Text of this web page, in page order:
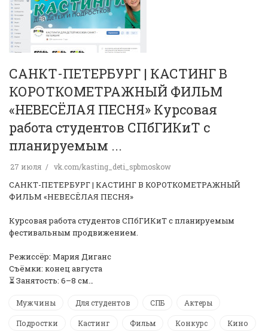
САНКТ-ПЕТЕРБУРГ | КАСТИНГ В
КОРОТКОМЕТРАЖНЫЙ ФИЛЬМ
«НЕВЕСЁЛАЯ ПЕСНЯ» Курсовая
работа студентов СПбГИКиТ с
планируемым ...
27 июля vk.com/kasting_deti_spbmoskow
САНКТ-ПЕТЕРБУРГ | КАСТИНГ В КОРОТКОМЕТРАЖНЫЙ
ФИЛЬМ «НЕВЕСЁЛАЯ ПЕСНЯ»
Курсовая работа студентов СПбГИКиТ с планируемым
фестивальным продвижением.
Режиссёр: Мария Диганс
Съёмки: конец августа
⏳ Занятость: 6–8 см…
Мужчины Для студентов СПБ Актеры
Подростки Кастинг Фильм Конкурс Кино